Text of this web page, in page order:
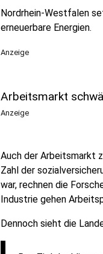
Nordrhein-Westfalen
erneuerbare Energien.
Anzeige
Arbeitsmarkt
Anzeige
Auch der Arbeitsmarkt
Zahl der
war, rechnen die
Industrie gehen
Dennoch sieht die